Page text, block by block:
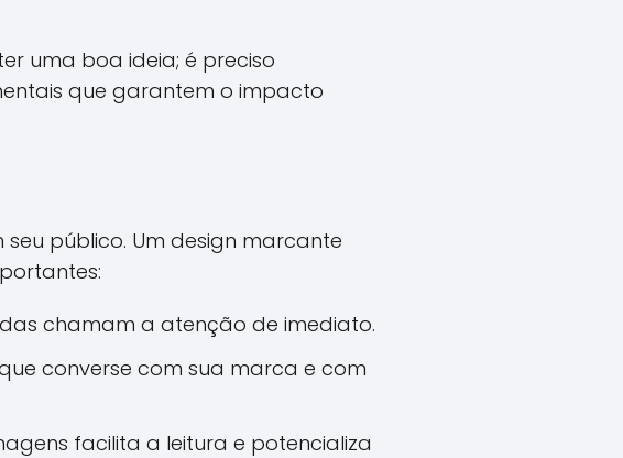
uma boa ideia; é preciso
que garantem o impacto
público. Um design marcante
chamam a atenção de imediato.
converse com sua marca e com
facilita a leitura e potencializa